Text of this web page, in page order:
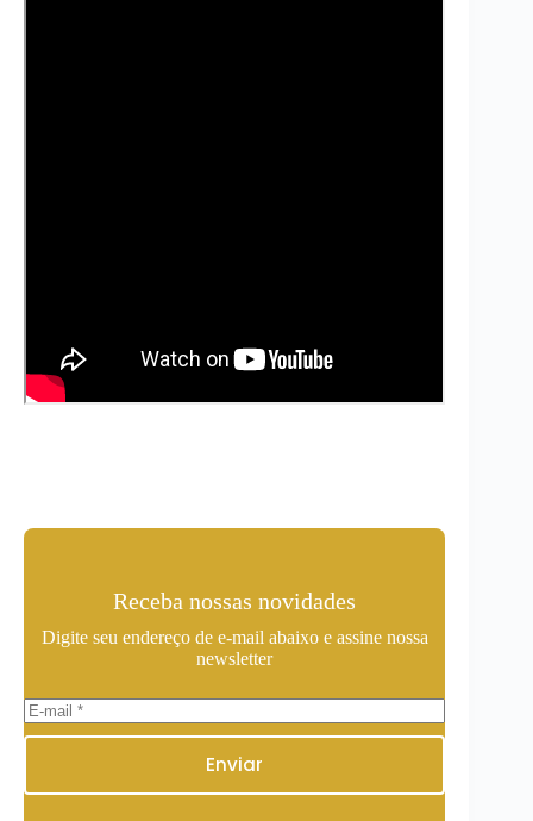
Receba nossas novidades
Digite seu endereço de e-mail abaixo e assine nossa
newsletter
Enviar